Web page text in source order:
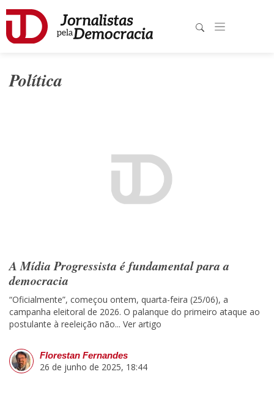
Política
A Mídia Progressista é fundamental para a
democracia
“Oficialmente”, começou ontem, quarta-feira (25/06), a
campanha eleitoral de 2026. O palanque do primeiro ataque ao
postulante à reeleição não... Ver artigo
Florestan Fernandes
26 de junho de 2025, 18:44